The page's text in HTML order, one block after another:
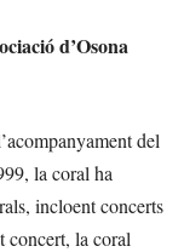
d’Osona
del
la coral ha
incloent concerts
concert, la coral